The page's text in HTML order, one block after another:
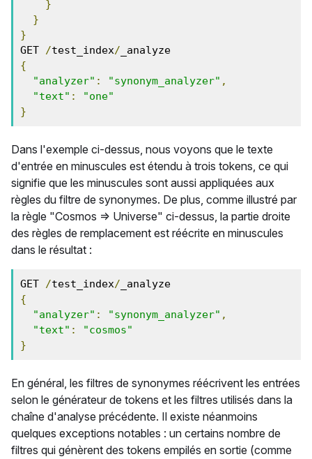
}
}
}
GET /test_index/
{
"analyzer" : "synonym_analyzer" ,
"text" :
"one"
}
Dans l'exemple ci-dessus, nous voyons que le texte
d'entrée en minuscules est étendu à trois tokens, ce qui
signifie que les minuscules sont aussi appliquées aux
règles du filtre de synonymes. De plus, comme illustré par
la règle "Cosmos => Universe" ci-dessus, la partie droite
des règles de remplacement est réécrite en minuscules
dans le résultat :
GET /test_index/
{
"analyzer" : "synonym_analyzer" ,
"text" :
"cosmos"
}
En général, les filtres de synonymes réécrivent les entrées
selon le générateur de tokens et les filtres utilisés dans la
chaîne d'analyse précédente. Il existe néanmoins
quelques exceptions notables : un certains nombre de
filtres qui génèrent des tokens empilés en sortie (comme